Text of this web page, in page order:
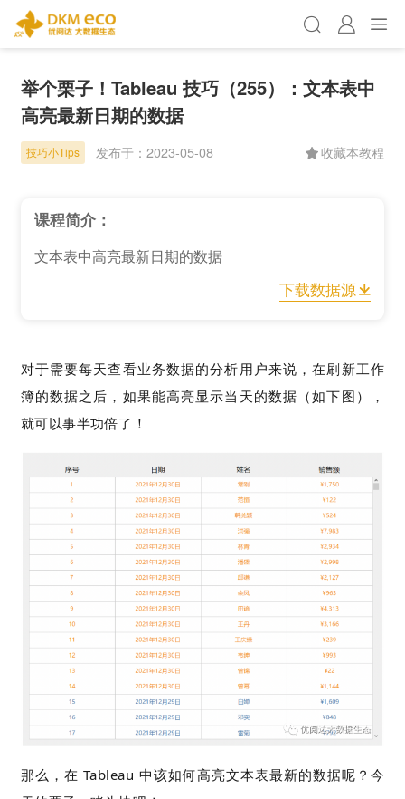
举个栗子！Tableau 技巧（255）：文本表中
高亮最新日期的数据
技巧小Tips 发布于： 2023-05-08 收藏本教程
课程简介：
文本表中高亮最新日期的数据
下载数据源
对于需要每天查看业务数据的分析用户来说，在刷新工作
簿的数据之后，如果能高亮显示当天的数据（如下图），
就可以事半功倍了！
那么，在 Tableau 中该如何高亮文本表最新的数据呢？今